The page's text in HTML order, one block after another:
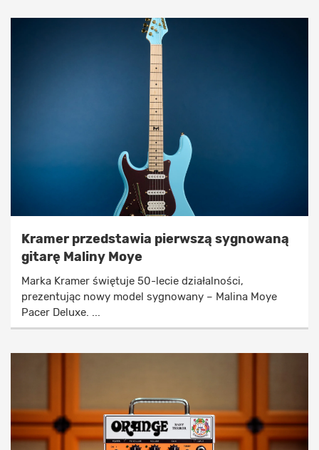
Kramer przedstawia pierwszą sygnowaną
gitarę Maliny Moye
Marka Kramer świętuje 50-lecie działalności,
prezentując nowy model sygnowany – Malina Moye
Pacer Deluxe. ...